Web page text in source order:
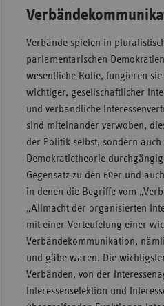
Verbände spielen in
parlamentarischen
wesentliche Rolle, fungieren
wichtiger, gesellschaftlicher
und verbandliche
sind miteinander verwoben,
der Politik selbst, sondern
Demokratietheorie
Gegensatz zu den 60er und
in denen die Begriffe vom
„Allmacht der organisierten
mit einer Verteufelung einer
Verbändekommunikation,
und gäbe waren. Die
Verbänden, von der
Interessenselektion und